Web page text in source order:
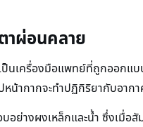
าผ่อนคลาย
ป็นเครื่องมือแพทย์ที่ถูกออก
ากากจะทำปฏิกิริยากับอากา
ย่างผงเหล็กและน้ำ ซึ่งเมื่อ